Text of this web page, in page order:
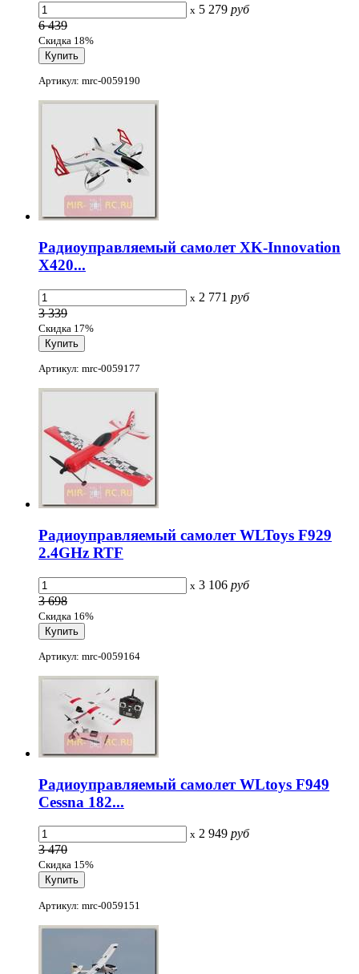
x 5 279 руб
6 439
Скидка 18%
Артикул: mrc-0059190
Радиоуправляемый самолет XK-Innovation
X420...
x 2 771 руб
3 339
Скидка 17%
Артикул: mrc-0059177
Радиоуправляемый самолет WLToys F929
2.4GHz RTF
x 3 106 руб
3 698
Скидка 16%
Артикул: mrc-0059164
Радиоуправляемый самолет WLtoys F949
Cessna 182...
x 2 949 руб
3 470
Скидка 15%
Артикул: mrc-0059151